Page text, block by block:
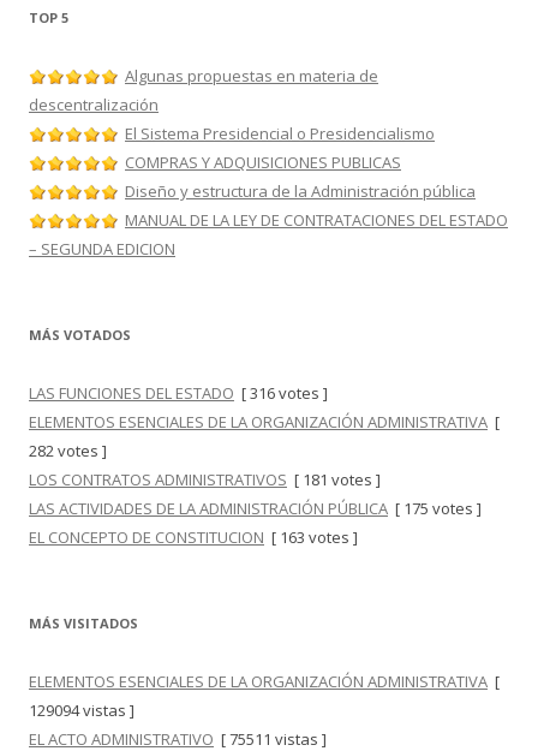
TOP 5
Algunas propuestas en materia de
descentralización
El Sistema Presidencial o Presidencialismo
COMPRAS Y ADQUISICIONES PUBLICAS
Diseño y estructura de la Administración pública
MANUAL DE LA LEY DE CONTRATACIONES DEL ESTADO
– SEGUNDA EDICION
MÁS VOTADOS
LAS FUNCIONES DEL ESTADO [ 316 votes ]
ELEMENTOS ESENCIALES DE LA ORGANIZACIÓN ADMINISTRATIVA [
282 votes ]
LOS CONTRATOS ADMINISTRATIVOS [ 181 votes ]
LAS ACTIVIDADES DE LA ADMINISTRACIÓN PÚBLICA [ 175 votes ]
EL CONCEPTO DE CONSTITUCION [ 163 votes ]
MÁS VISITADOS
ELEMENTOS ESENCIALES DE LA ORGANIZACIÓN ADMINISTRATIVA [
129094 vistas ]
EL ACTO ADMINISTRATIVO [ 75511 vistas ]